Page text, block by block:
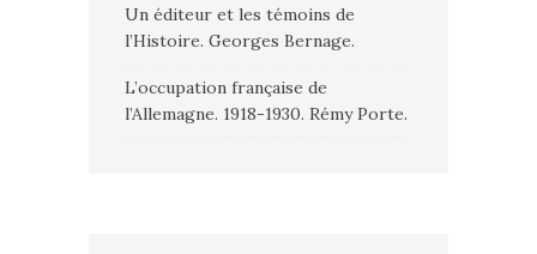
Un éditeur et les témoins de
l’Histoire. Georges Bernage.
L’occupation française de
l’Allemagne. 1918-1930. Rémy Porte.